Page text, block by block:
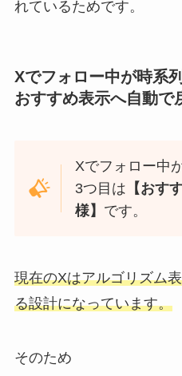
れているためです。
Xでフォロー中が時系
おすすめ表示へ自動で
Xでフォロー中
3つ目は 【おす
様】 です。
現在のXはアルゴリズム
る設計になっています。
そのため